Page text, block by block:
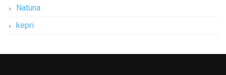
Natuna
kepri